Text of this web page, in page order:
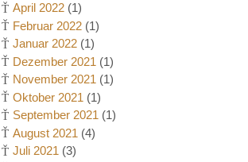
April 2022 (1)
Februar 2022 (1)
Januar 2022 (1)
Dezember 2021 (1)
November 2021 (1)
Oktober 2021 (1)
September 2021 (1)
August 2021 (4)
Juli 2021 (3)